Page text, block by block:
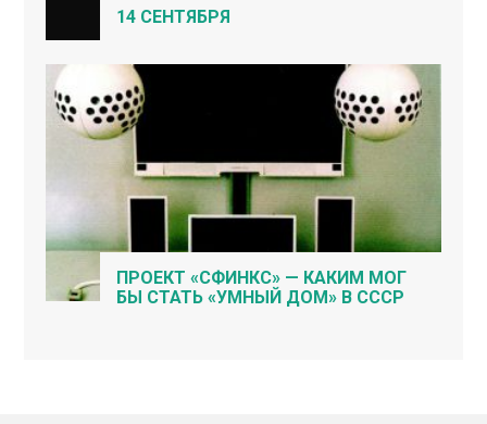
14 СЕНТЯБРЯ
ПРОЕКТ «СФИНКС» — КАКИМ МОГ
БЫ СТАТЬ «УМНЫЙ ДОМ» В СССР